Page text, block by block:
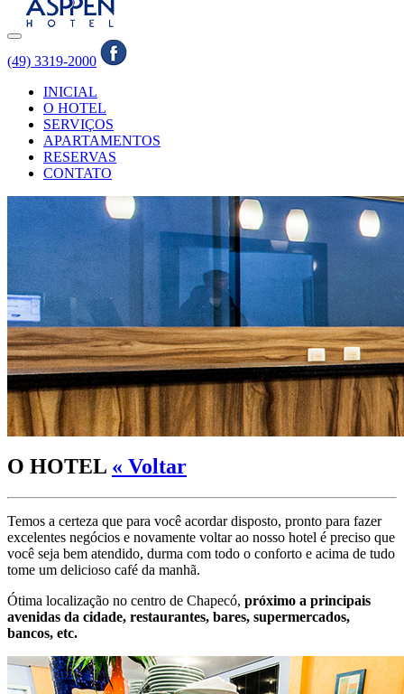
(49) 3319-2000
INICIAL
O HOTEL
SERVIÇOS
APARTAMENTOS
RESERVAS
CONTATO
O HOTEL « Voltar
Temos a certeza que para você acordar disposto, pronto para fazer
excelentes negócios e novamente voltar ao nosso hotel é preciso que
você seja bem atendido, durma com todo o conforto e acima de tudo
tome um delicioso café da manhã.
Ótima localização no centro de Chapecó, próximo a principais
avenidas da cidade, restaurantes, bares, supermercados,
bancos, etc.